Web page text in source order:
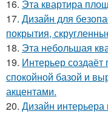
16. Эта квартира
17. Дизайн для
покрытия,
18. Эта небольшая
19. Интерьер
спокойной базой и
акцентами.
20. Дизайн